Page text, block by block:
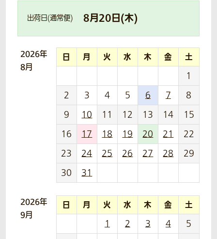
出荷日(通常便) 8月20日(木)
2026年
8月
日 月 火 水 木 金 土
1
2
3 4 5 6 7
8
9
10 11 12 13 14
15
16
17 18 19 20 21
22
23
24 25 26 27 28
29
30
31
2026年
9月
日 月 火 水 木 金 土
1 2 3 4
5